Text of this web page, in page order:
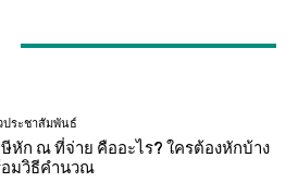
ประชาสัมพันธ์
หัก ณ ที่จ่าย คืออะไร? ใครต้องหักบ้าง
มวิธีคำนวณ